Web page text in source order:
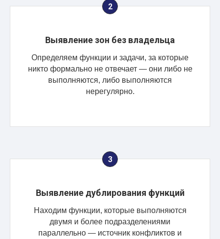
Выявление зон без владельца
Определяем функции и задачи, за которые
никто формально не отвечает — они либо не
выполняются, либо выполняются
нерегулярно.
Выявление дублирования функций
Находим функции, которые выполняются
двумя и более подразделениями
параллельно — источник конфликтов и